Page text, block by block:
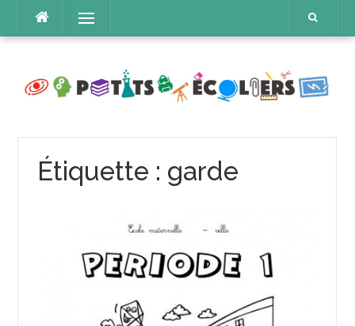
contenu
Menu
Étiquette : garde